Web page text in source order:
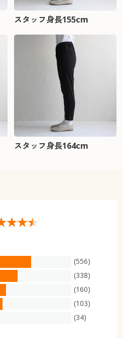
スタッフ身長155cm
スタッフ身長164cm
(556)
(338)
(160)
(103)
(34)